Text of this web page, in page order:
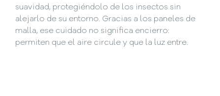
suavidad, protegiéndolo de los insectos sin
alejarlo de su entorno. Gracias a los paneles de
malla, ese cuidado no significa encierro:
permiten que el aire circule y que la luz entre.